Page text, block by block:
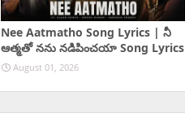
Nee Aatmatho Song Lyrics | నీ
ఆత్మతో నను నడిపించయా Song Lyrics
August 01, 2026